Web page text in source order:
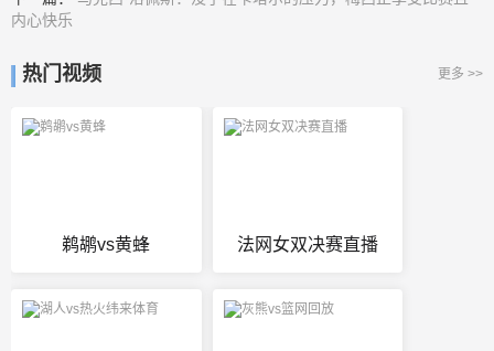
内心快乐
热门视频 更多 >>
鹈鹕vs黄蜂 法网女双决赛直播